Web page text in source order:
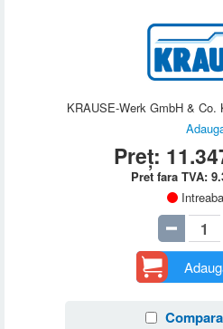
KRAUSE-Werk GmbH & Co.
Preț:
Pret fara TVA: